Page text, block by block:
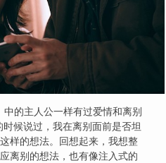
的主人公一样有过爱情和离别
候说过，我在离别面前是否坦
样的想法。回想起来，我想整
离别的想法，也有像注入式的